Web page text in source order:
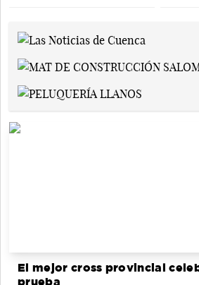
El mejor cross provincial
prueba